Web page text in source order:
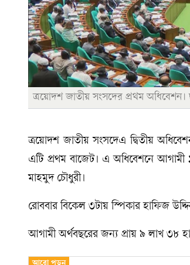
ত্রয়োদশ জাতীয় সংসদের প্রথম অধিবেশন।
ত্রয়োদশ জাতীয় সংসদেএ দ্বিতীয়
এটি প্রথম বাজেট। এ অধিবেশনে আগামী
মাহমুদ চৌধুরী।
রোববার বিকেল ৩টায় স্পিকার হাফিজ
আগামী অর্থবছরের জন্য প্রায় ৯ লাখ ৩৮